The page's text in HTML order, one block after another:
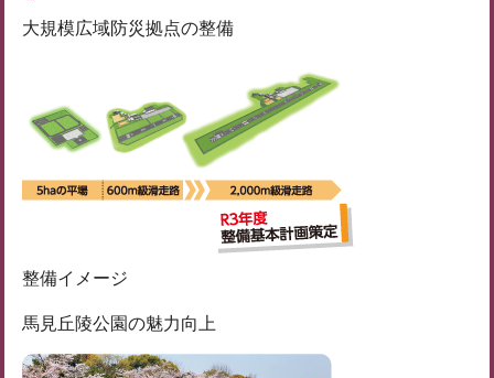
大規模広域防災拠点の整備
整備イメージ
馬見丘陵公園の魅力向上